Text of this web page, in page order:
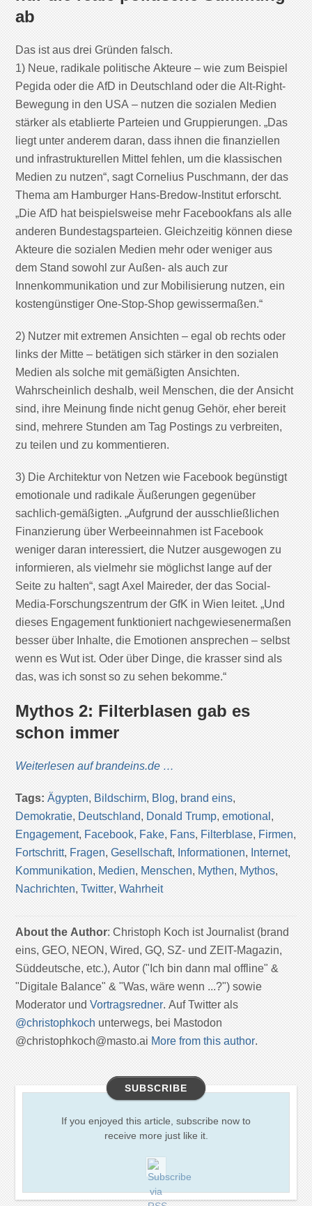
ab
Das ist aus drei Gründen falsch.
1) Neue, radikale politische Akteure – wie zum Beispiel
Pegida oder die AfD in Deutschland oder die Alt-Right-
Bewegung in den USA – nutzen die sozialen Medien
stärker als etablierte Parteien und Gruppierungen. „Das
liegt unter anderem daran, dass ihnen die finanziellen
und infrastrukturellen Mittel fehlen, um die klassischen
Medien zu nutzen“, sagt Cornelius Puschmann, der das
Thema am Hamburger Hans-Bredow-Institut erforscht.
„Die AfD hat beispielsweise mehr Facebookfans als alle
anderen Bundestagsparteien. Gleichzeitig können diese
Akteure die sozialen Medien mehr oder weniger aus
dem Stand sowohl zur Außen- als auch zur
Innenkommunikation und zur Mobilisierung nutzen, ein
kostengünstiger One-Stop-Shop gewissermaßen.“
2) Nutzer mit extremen Ansichten – egal ob rechts oder
links der Mitte – betätigen sich stärker in den sozialen
Medien als solche mit gemäßigten Ansichten.
Wahrscheinlich deshalb, weil Menschen, die der Ansicht
sind, ihre Meinung finde nicht genug Gehör, eher bereit
sind, mehrere Stunden am Tag Postings zu verbreiten,
zu teilen und zu kommentieren.
3) Die Architektur von Netzen wie Facebook begünstigt
emotionale und radikale Äußerungen gegenüber
sachlich-gemäßigten. „Aufgrund der ausschließlichen
Finanzierung über Werbeeinnahmen ist Facebook
weniger daran interessiert, die Nutzer ausgewogen zu
informieren, als vielmehr sie möglichst lange auf der
Seite zu halten“, sagt Axel Maireder, der das Social-
Media-Forschungszentrum der GfK in Wien leitet. „Und
dieses Engagement funktioniert nachgewiesenermaßen
besser über Inhalte, die Emotionen ansprechen – selbst
wenn es Wut ist. Oder über Dinge, die krasser sind als
das, was ich sonst so zu sehen bekomme.“
Mythos 2: Filterblasen gab es
schon immer
Weiterlesen auf brandeins.de …
Tags:Ägypten, Bildschirm, Blog, brand eins,
Demokratie, Deutschland, Donald Trump,emotional ,
Engagement, Facebook, Fake, Fans, Filterblase, Firmen,
Fortschritt, Fragen,Gesellschaft, Informationen, Internet,
Kommunikation, Medien, Menschen, Mythen, Mythos,
Nachrichten,Twitter,Wahrheit
About the Author: Christoph Koch ist Journalist (brand
eins, GEO, NEON, Wired, GQ, SZ- und ZEIT-Magazin,
Süddeutsche, etc.), Autor ("Ich bin dann mal offline" &
"Digitale Balance" & "Was, wäre wenn ...?") sowie
Moderator undVortragsredner. Auf Twitter als
@christophkoch unterwegs, bei Mastodon
@christophkoch@masto.ai More from this author.
SUBSCRIBE
If you enjoyed this article, subscribe now to
receive more just like it.